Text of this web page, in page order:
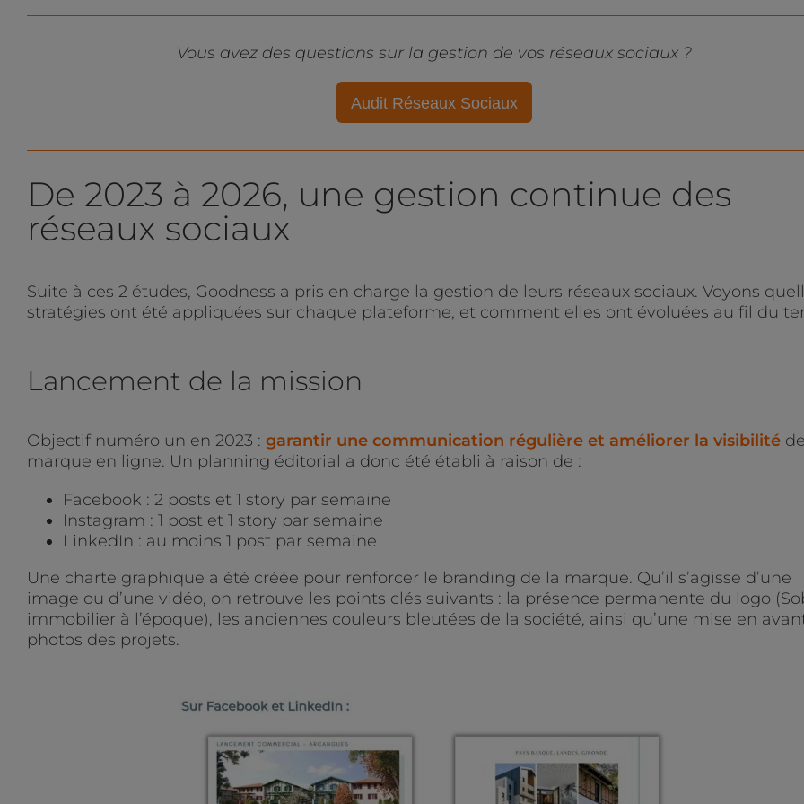
Vous avez des questions sur la gestion de vos réseaux sociaux ?
Audit Réseaux Sociaux
De 2023 à 2026, une gestion continue des
réseaux sociaux
Suite à ces 2 études, Goodness a pris en charge la gestion de leurs réseaux sociaux. Voyons
stratégies ont été appliquées sur chaque plateforme, et comment elles ont évoluées au fil du
Lancement de la mission
Objectif numéro un en 2023 : garantir une communication régulière et améliorer la visibilité
marque en ligne. Un planning éditorial a donc été établi à raison de :
Facebook : 2 posts et 1 story par semaine
Instagram : 1 post et 1 story par semaine
LinkedIn : au moins 1 post par semaine
Une charte graphique a été créée pour renforcer le branding de la marque. Qu’il s’agisse d’une
image ou d’une vidéo, on retrouve les points clés suivants : la présence permanente du logo
immobilier à l’époque), les anciennes couleurs bleutées de la société, ainsi qu’une mise en
photos des projets.